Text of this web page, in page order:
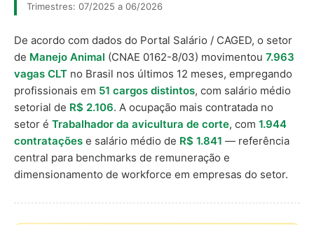
Trimestres: 07/2025 a 06/2026
De acordo com dados do Portal Salário / CAGED, o setor
de Manejo Animal (CNAE 0162-8/03) movimentou 7.963
vagas CLT no Brasil nos últimos 12 meses, empregando
profissionais em 51 cargos distintos, com salário médio
setorial de R$ 2.106. A ocupação mais contratada no
setor é Trabalhador da avicultura de corte, com 1.944
contratações e salário médio de R$ 1.841 — referência
central para benchmarks de remuneração e
dimensionamento de workforce em empresas do setor.